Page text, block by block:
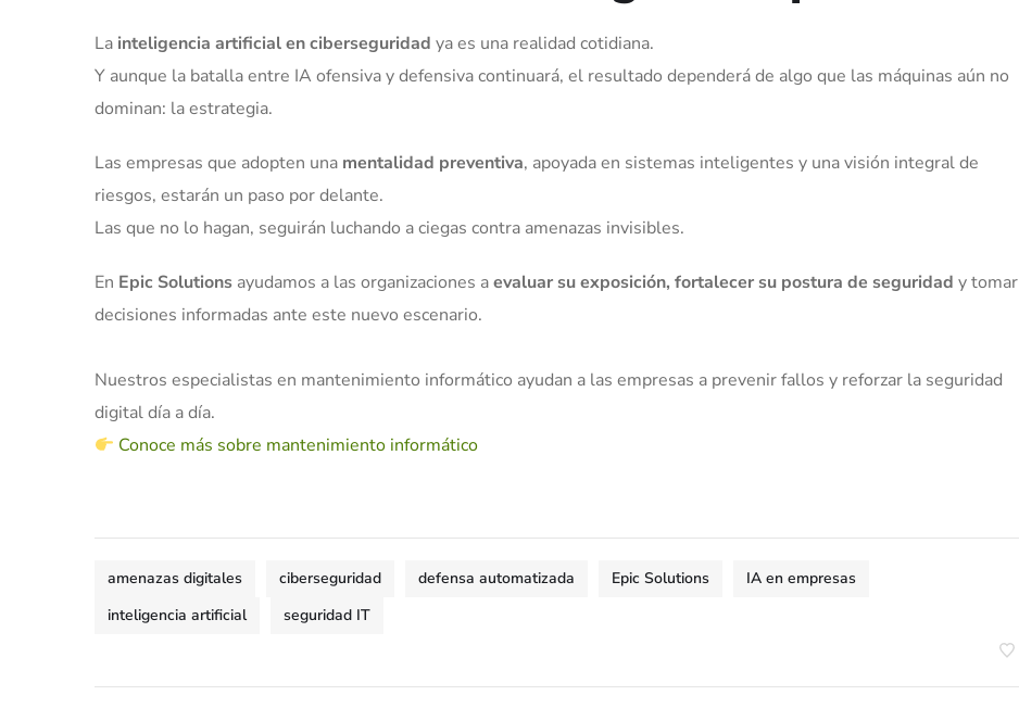
La inteligencia artificial en ciberseguridad ya es una realidad cotidiana.
Y aunque la batalla entre IA ofensiva y defensiva continuará, el resultado dependerá de algo que las máquinas aún no
dominan: la estrategia.
Las empresas que adopten una mentalidad preventiva, apoyada en sistemas inteligentes y una visión integral de
riesgos, estarán un paso por delante.
Las que no lo hagan, seguirán luchando a ciegas contra amenazas invisibles.
En Epic Solutions ayudamos a las organizaciones aevaluar su exposición, fortalecer su postura de seguridad y tomar
decisiones informadas ante este nuevo escenario.
Nuestros especialistas en mantenimiento informático ayudan a las empresas a prevenir fallos y reforzar la seguridad
digital día a día.
Conoce más sobre mantenimiento informático
amenazas digitales ciberseguridad defensa automatizada Epic Solutions
IA en empresas
inteligencia artificial
seguridad IT